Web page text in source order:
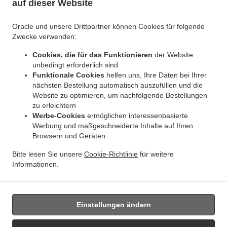
auf dieser Website
Oracle und unsere Drittpartner können Cookies für folgende
Zwecke verwenden:
Cookies, die für das Funktionieren der Website
unbedingt erforderlich sind
Funktionale Cookies helfen uns, Ihre Daten bei Ihrer
nächsten Bestellung automatisch auszufüllen und die
Website zu optimieren, um nachfolgende Bestellungen
zu erleichtern
Werbe-Cookies ermöglichen interessenbasierte
Werbung und maßgeschneiderte Inhalte auf Ihren
Browsern und Geräten
Bitte lesen Sie unsere Cookie-Richtlinie für weitere
Informationen.
Einstellungen ändern
Indisches Essen Lieferservice Jette Ixelles
Bruxelles | Brussel Bruxelles . Indisches Essen Lieferservice Bruxelles | Brussel
Essen Lieferservice Ukkel . Indisches Essen Lieferservice Dilbeek Groot-Bijgaarden
Indisches Essen Lieferservice Dilbeek Anderlecht
Indisches Essen Lieferservice Beersel Uccle Indisches Essen Lieferservice Beersel
Indisches Essen Lieferservice ワーフェル Bruxelles Indisches Essen Lieferservice ワーフ
Indisches Essen Lieferservice Watermael-Boitsfort Boitsfort
Lieferservice Watermael-Boitsfort . Indisches Essen Lieferservice Auderghem Oudergem
Indisches Essen Lieferservice Auderghem
Woluwe-Saint-Pierre Sint-Pieters-Woluwe . Indisches Essen Lieferservice Woluwe-Saint-
.
zum mitnehmen und zum Liefern
Unterstützt von: